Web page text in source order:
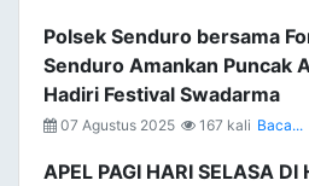
Polsek Senduro bersama
Senduro Amankan Puncak
Hadiri Festival Swadarma
07 Agustus 2025 167 kali Baca...
APEL PAGI HARI SELASA